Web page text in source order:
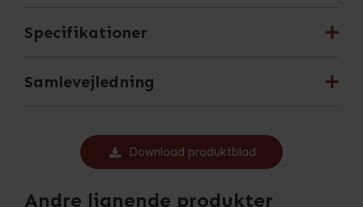
Specifikationer
Samlevejledning
Download produktblad
Andre lignende produkter